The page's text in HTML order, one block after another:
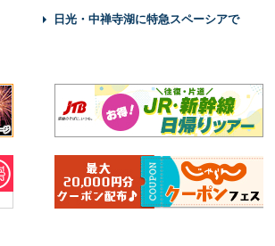
日光・中禅寺湖に特急スペーシアで